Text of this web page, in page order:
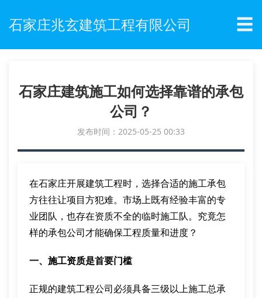
石家庄兆玄建筑工程有限公司 ☰
石家庄建筑施工如何选择靠谱的承包
公司？
发布时间：2025-05-25 00:33
在石家庄开展建筑工程时，选择合适的施工承包
方往往让项目方犯难。市场上既有经验丰富的专
业团队，也存在资质不全的临时施工队。究竟怎
样的承包公司才能确保工程质量和进度？
一、施工资质是首要门槛
正规的建筑工程公司必须具备三级以上施工总承